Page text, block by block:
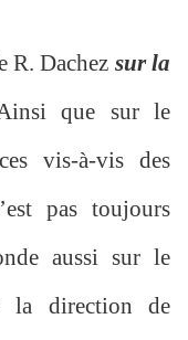
R. Dachez sur la
que sur le
vis-à-vis des
pas toujours
aussi sur le
la direction de